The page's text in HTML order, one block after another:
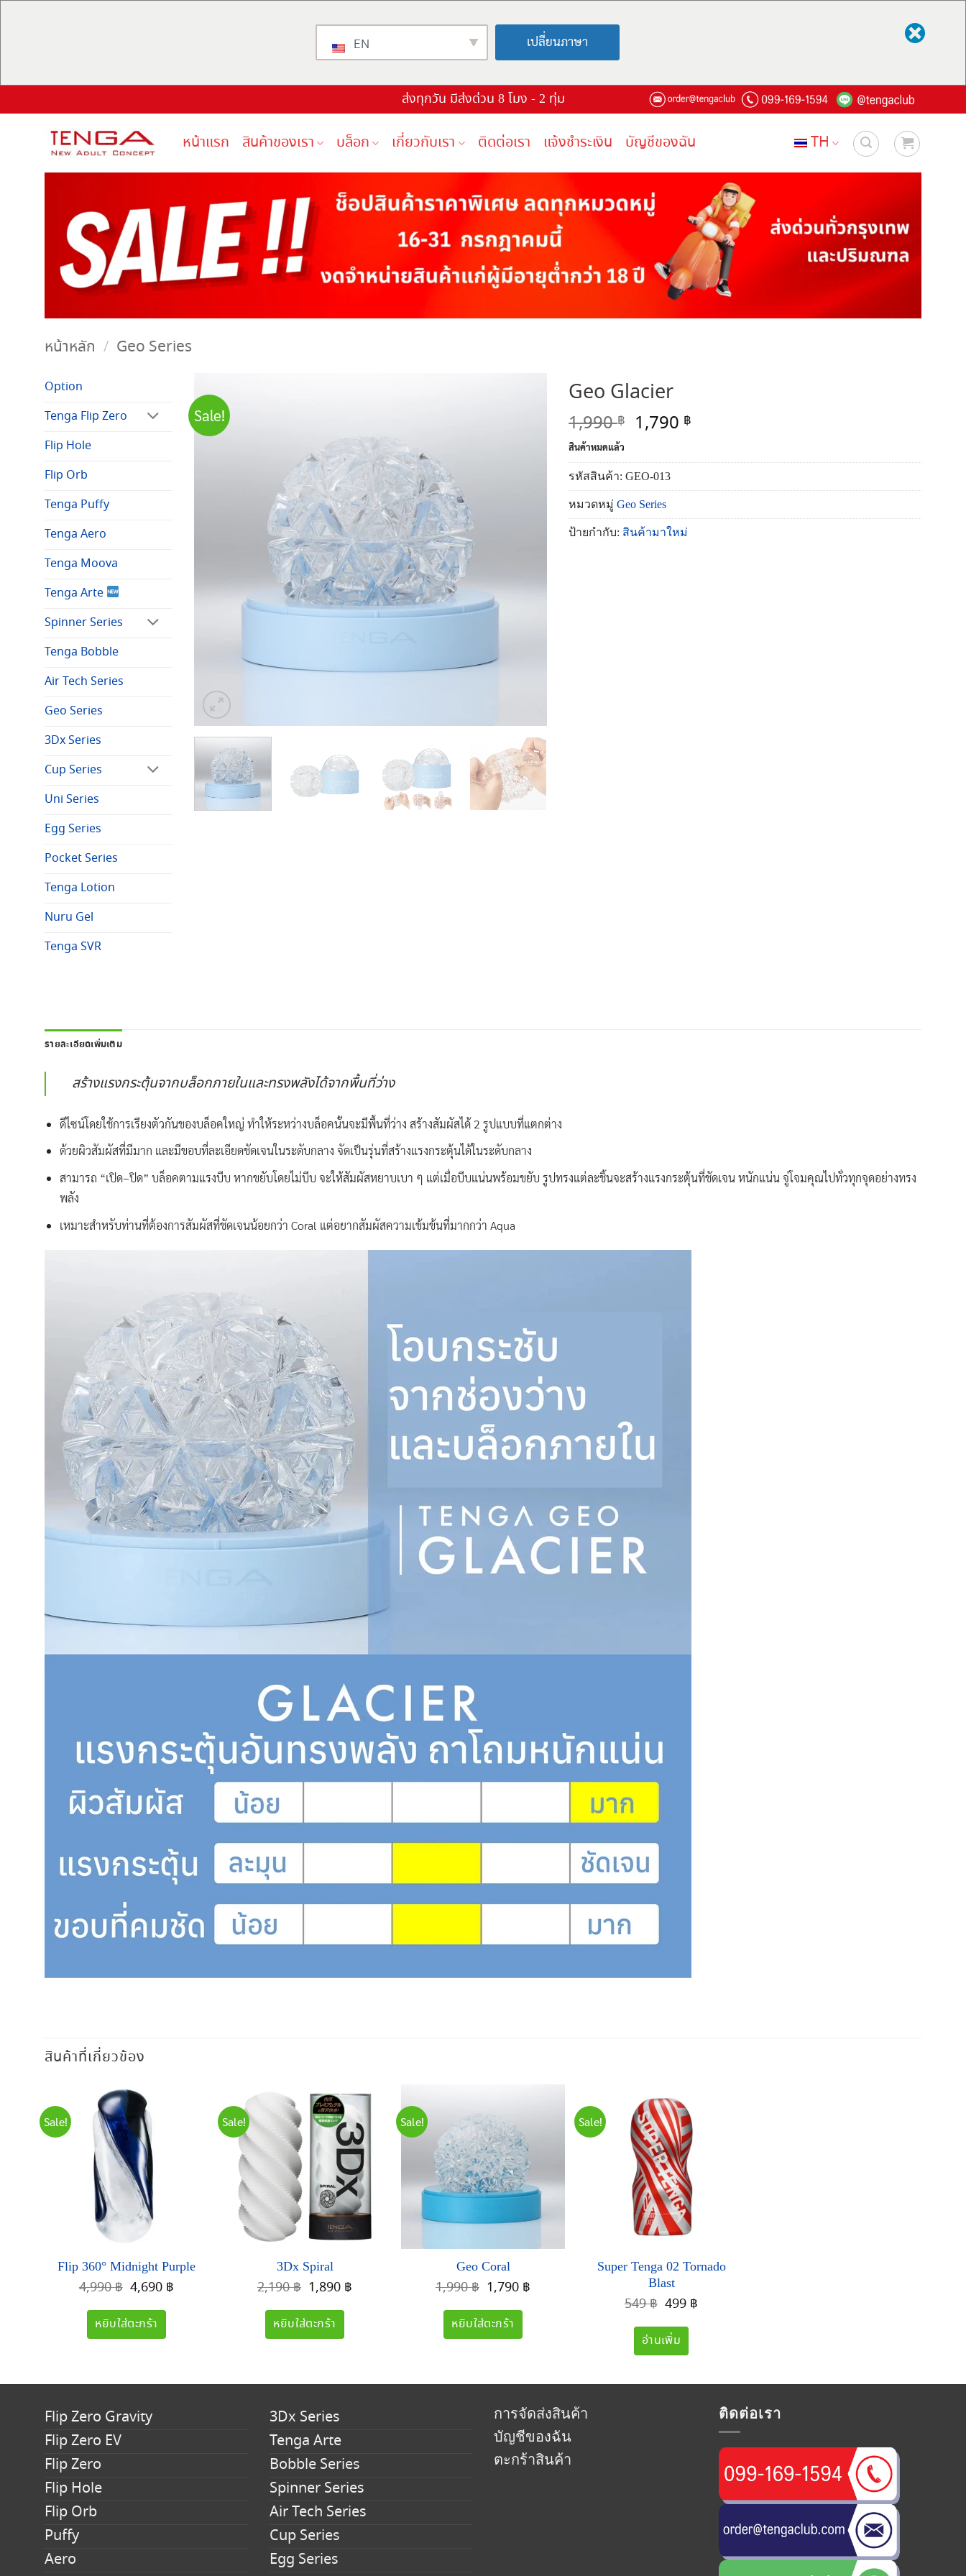
EN เปลี่ยนภาษา
ไป
ส่งทุกวัน มีส่งด่วน 8 โมง - 2 ทุ่ม
หน้าแรก สินค้าของเรา บล็อก เกี่ยวกับเรา ติดต่อเรา แจ้งชำระเงิน บัญชีของฉัน TH
หน้าหลัก / Geo Series
Option
Tenga Flip Zero
Flip Hole
Flip Orb
Tenga Puffy
Tenga Aero
Tenga Moova
Tenga Arte
Spinner Series
Tenga Bobble
Air Tech Series
Geo Series
3Dx Series
Cup Series
Uni Series
Egg Series
Pocket Series
Tenga Lotion
Nuru Gel
Tenga SVR
Sale!
Geo Glacier
1,990฿ Original
was:
1,990 ฿.
1,790 ฿
is:
สินค้าหมดแล้ว
รหัสสินค้า:GEO-013
หมวดหมู่Geo Series
ป้ายกำกับ: สินค้ามาใหม่
รายละเอียดเพิ่มเติม
สร้างแรงกระตุ้นจากบล็อกภายในและทรงพลังได้จากพื้นที่ว่าง
ดีไซน์โดยใช้การเรียงตัวกันของบล็อคใหญ่ ทำให้ระหว่างบล็อคนั้นจะมีพื้นที่ว่าง สร้างสัมผัสได้ 2 รูปแบบที่แตกต่าง
ด้วยผิวสัมผัสที่มีมาก และมีขอบที่ละเอียดชัดเจนในระดับกลาง จัดเป็นรุ่นที่สร้างแรงกระตุ้นได้ในระดับกลาง
สามารถ “เปิด–ปิด” บล็อคตามแรงบีบ หากขยับโดยไม่บีบ จะให้สัมผัสหยาบเบา ๆ แต่เมื่อบีบแน่นพร้อมขยับ รูปทรงแต่ละชิ้นจะสร้างแรงกระตุ้นที่ชัดเจน หนักแน่น จู่โจมคุณไปทั่วทุกจุดอย่างทรง
พลัง
เหมาะสำหรับท่านที่ต้องการสัมผัสที่ชัดเจนน้อยกว่า Coral แต่อยากสัมผัสความเข้มข้นที่มากกว่า Aqua
สินค้าที่เกี่ยวข้อง
Sale!
Flip 360° Midnight Purple
4,990฿ Original
was:
4,990 ฿.
4,690 ฿
หยิบใส่ตะกร้า
Sale!
3Dx Spiral
2,190฿ Original
was:
2,190 ฿.
1,890 ฿
หยิบใส่ตะกร้า
Sale!
Geo Coral
1,990฿ Original
was:
1,990 ฿.
1,790 ฿
หยิบใส่ตะกร้า
Sale!
Super Tenga 02 Tornado
Blast
549฿ Original
was:
549 ฿.
499 ฿
อ่านเพิ่ม
Flip Zero Gravity
Flip Zero EV
Flip Zero
Flip Hole
Flip Orb
Puffy
Aero
3Dx Series
Tenga Arte
Bobble Series
Spinner Series
Air Tech Series
Cup Series
Egg Series
การจัดส่งสินค้า
บัญชีของฉัน
ตะกร้าสินค้า
ติดต่อเรา